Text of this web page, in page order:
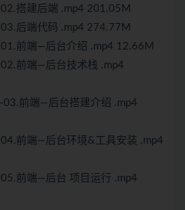
搭建后端 .mp4 201.05M
后端代码 .mp4 274.77M
前端—后台介绍 .mp4 12.66M
前端—后台技术栈 .mp4
前端—后台搭建介绍 .mp4
前端—后台环境&工具安装 .mp4
前端—后台 项目运行 .mp4